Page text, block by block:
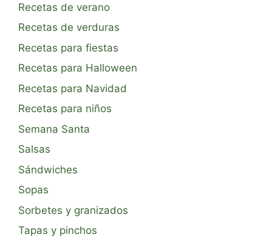
Recetas de verano
Recetas de verduras
Recetas para fiestas
Recetas para Halloween
Recetas para Navidad
Recetas para niños
Semana Santa
Salsas
Sándwiches
Sopas
Sorbetes y granizados
Tapas y pinchos